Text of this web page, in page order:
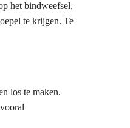
het bindweefsel,
te krijgen. Te
los te maken.